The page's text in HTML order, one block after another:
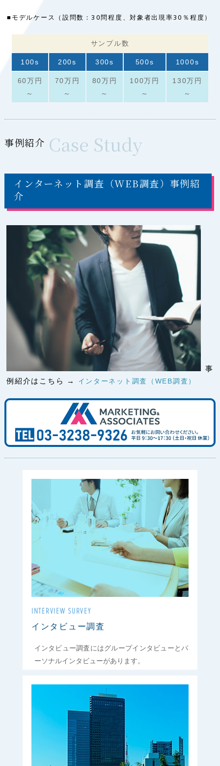
■モデルケース（設問数：30問程度、対象者出現率30％程度）
サンプル数
100s 200s 300s 500s 1000s
60万円
～
70万円
～
80万円
～
100万円
～
130万円
～
事例紹介 Case Study
インターネット調査（WEB調査）事例紹
介
事
例紹介はこちら → インターネット調査（WEB調査）
INTERVIEW SURVEY
インタビュー調査
インタビュー調査にはグループインタビューとパ
ーソナルインタビューがあります。